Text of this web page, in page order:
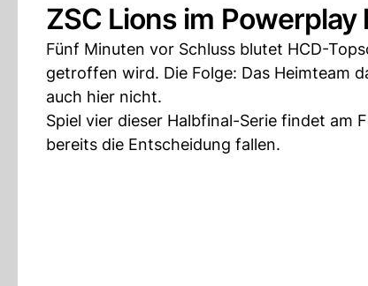
ZSC Lions im Powerplay
Fünf Minuten vor Schluss blutet HCD-
getroffen wird. Die Folge: Das Heimteam
auch hier nicht.
Spiel vier dieser Halbfinal-Serie findet am
bereits die Entscheidung fallen.